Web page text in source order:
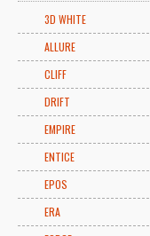
3D WHITE
ALLURE
CLIFF
DRIFT
EMPIRE
ENTICE
EPOS
ERA